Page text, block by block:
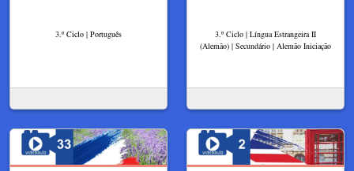
3.º Ciclo | Português
3.º Ciclo | Língua Estrangeira II
(Alemão) | Secundário | Alemão Iniciação